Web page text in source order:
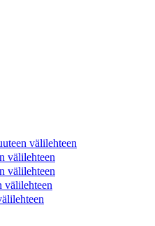
välilehteen
välilehteen
välilehteen
välilehteen